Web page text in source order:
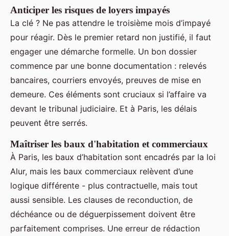
Anticiper les risques de loyers impayés
La clé ? Ne pas attendre le troisième mois d’impayé
pour réagir. Dès le premier retard non justifié, il faut
engager une démarche formelle. Un bon dossier
commence par une bonne documentation : relevés
bancaires, courriers envoyés, preuves de mise en
demeure. Ces éléments sont cruciaux si l’affaire va
devant le tribunal judiciaire. Et à Paris, les délais
peuvent être serrés.
Maîtriser les baux d'habitation et commerciaux
À Paris, les baux d’habitation sont encadrés par la loi
Alur, mais les baux commerciaux relèvent d’une
logique différente - plus contractuelle, mais tout
aussi sensible. Les clauses de reconduction, de
déchéance ou de déguerpissement doivent être
parfaitement comprises. Une erreur de rédaction